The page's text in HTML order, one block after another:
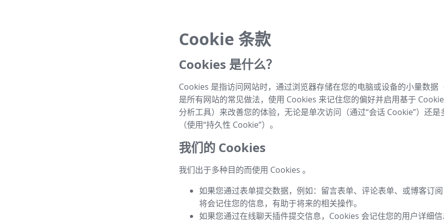
Cookie 条款
Cookies 是什么？
Cookies 是指访问网站时，通过浏览器存储在您的电脑或设备的小量数据
是所有网站的常见做法，使用 Cookies 来记住您的偏好并启用基于
分析工具）来改善您的体验，无论是单次访问（通过“会话 Cookie”）还是
（使用“持久性 Cookie”）。
我们的 Cookies
我们出于多种目的而使用 Cookies 。
如果您通过表单提交数据，例如：留言表单、评论表单、或博客订
将会记住您的信息，有助于将来的相关操作。
如果您通过在线聊天插件提交信息，Cookies 会记住您的用户详细